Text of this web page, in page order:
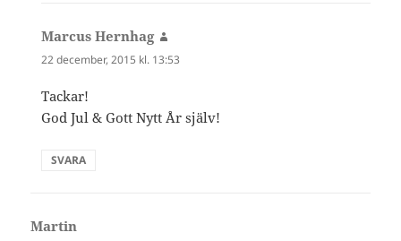
Marcus Hernhag
22 december, 2015 kl. 13:53
Tackar!
God Jul & Gott Nytt År själv!
SVARA
Martin